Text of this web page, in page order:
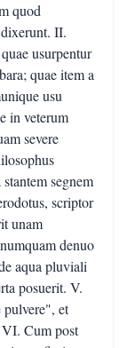
quod
II.
usurpentur
quae item a
usu
in veterum
severe
segnem
scriptor
unam
denuo
aqua pluviali
posuerit. V.
et
Cum post